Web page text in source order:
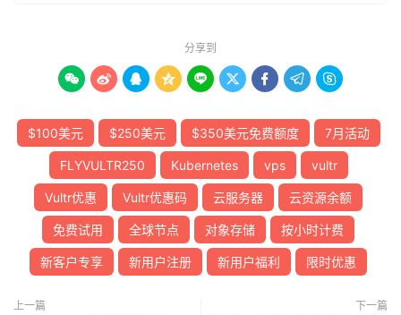
分享到
        
$100美元 $250美元 $350美元免费额度 7月活动
FLYVULTR250 Kubernetes vps vultr
Vultr优惠 Vultr优惠码 云服务器 云资源余额
免费试用 全球节点 对象存储 按小时计费
新客户专享 新用户注册 新用户福利 限时优惠
上一篇 下一篇